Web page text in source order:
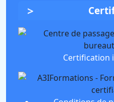
Certification